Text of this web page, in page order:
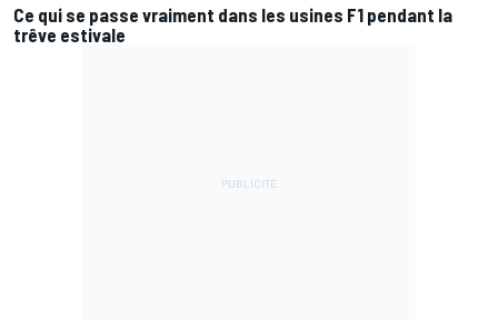
Ce qui se passe vraiment dans les usines F1 pendant la
trêve estivale